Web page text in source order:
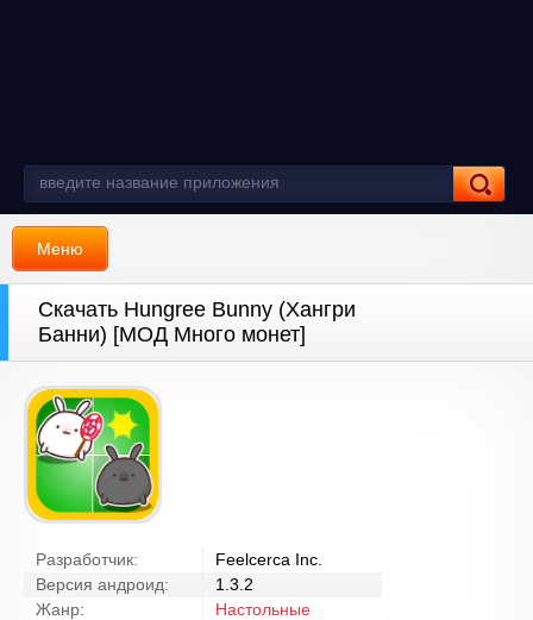
Меню
Скачать Hungree Bunny (Хангри
Банни) [МОД Много монет]
Разработчик:
Feelcerca Inc.
Версия андроид:
1.3.2
Жанр:
Настольные